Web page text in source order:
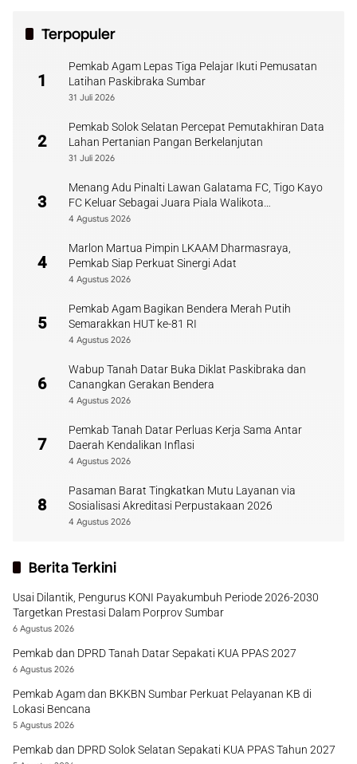
Terpopuler
1
Pemkab Agam Lepas Tiga Pelajar Ikuti Pemusatan
Latihan Paskibraka Sumbar
31 Juli 2026
2
Pemkab Solok Selatan Percepat Pemutakhiran Data
Lahan Pertanian Pangan Berkelanjutan
31 Juli 2026
3
Menang Adu Pinalti Lawan Galatama FC, Tigo Kayo
FC Keluar Sebagai Juara Piala Walikota
Payakumbuh
4 Agustus 2026
4
Marlon Martua Pimpin LKAAM Dharmasraya,
Pemkab Siap Perkuat Sinergi Adat
4 Agustus 2026
5
Pemkab Agam Bagikan Bendera Merah Putih
Semarakkan HUT ke-81 RI
4 Agustus 2026
6
Wabup Tanah Datar Buka Diklat Paskibraka dan
Canangkan Gerakan Bendera
4 Agustus 2026
7
Pemkab Tanah Datar Perluas Kerja Sama Antar
Daerah Kendalikan Inflasi
4 Agustus 2026
8
Pasaman Barat Tingkatkan Mutu Layanan via
Sosialisasi Akreditasi Perpustakaan 2026
4 Agustus 2026
Berita Terkini
Usai Dilantik, Pengurus KONI Payakumbuh Periode 2026-2030
Targetkan Prestasi Dalam Porprov Sumbar
6 Agustus 2026
Pemkab dan DPRD Tanah Datar Sepakati KUA PPAS 2027
6 Agustus 2026
Pemkab Agam dan BKKBN Sumbar Perkuat Pelayanan KB di
Lokasi Bencana
5 Agustus 2026
Pemkab dan DPRD Solok Selatan Sepakati KUA PPAS Tahun 2027